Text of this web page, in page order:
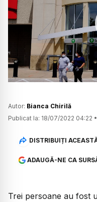
Autor: Bianca Chirilă
Publicat la: 18/07/2022 04:22 •
DISTRIBUIȚI
ADAUGĂ-NE CA
Trei persoane au fost